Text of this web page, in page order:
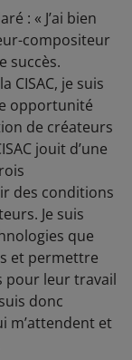
: « J’ai bien
compositeur
succès.
CISAC, je suis
opportunité
de créateurs
jouit d’une
des conditions
Je suis
que
et permettre
pour leur travail
donc
m’attendent et